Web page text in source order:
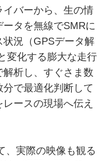
バーから、生の情
タを無線でSMRに
況（GPSデータ解
変化する膨大な走行
析し、すぐさま数
で最適化判断して
ースの現場へ伝え
、実際の映像も観る